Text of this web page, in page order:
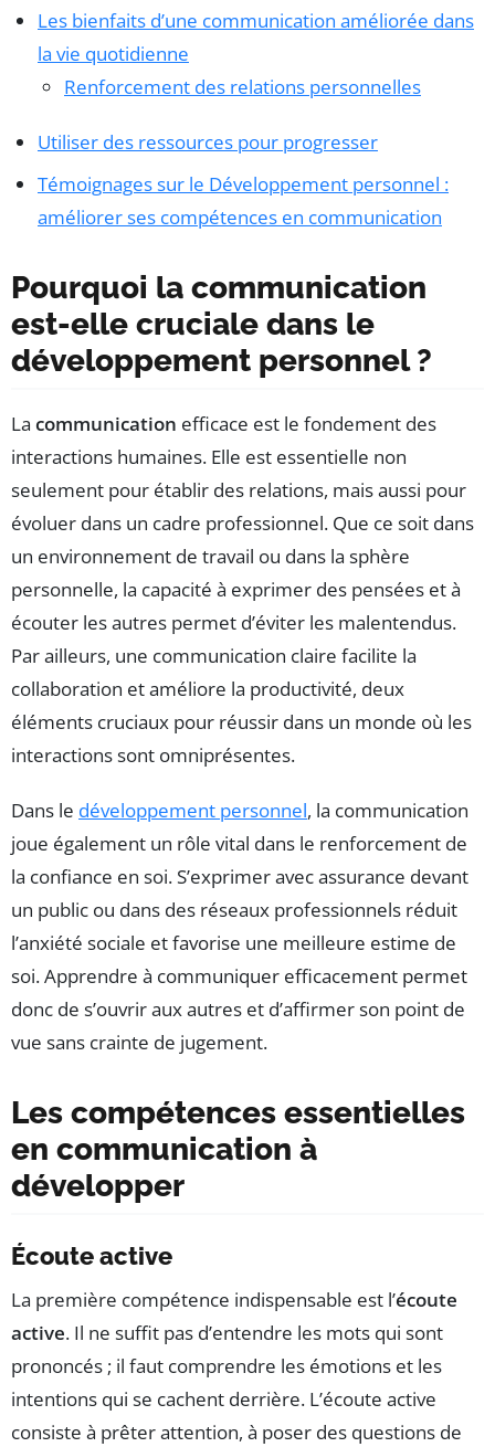
Les bienfaits d’une communication améliorée dans
la vie quotidienne
Renforcement des relations personnelles
Utiliser des ressources pour progresser
Témoignages sur le Développement personnel :
améliorer ses compétences en communication
Pourquoi la communication
est-elle cruciale dans le
développement personnel ?
La communication efficace est le fondement des
interactions humaines. Elle est essentielle non
seulement pour établir des relations, mais aussi pour
évoluer dans un cadre professionnel. Que ce soit dans
un environnement de travail ou dans la sphère
personnelle, la capacité à exprimer des pensées et à
écouter les autres permet d’éviter les malentendus.
Par ailleurs, une communication claire facilite la
collaboration et améliore la productivité, deux
éléments cruciaux pour réussir dans un monde où les
interactions sont omniprésentes.
Dans le développement personnel, la communication
joue également un rôle vital dans le renforcement de
la confiance en soi. S’exprimer avec assurance devant
un public ou dans des réseaux professionnels réduit
l’anxiété sociale et favorise une meilleure estime de
soi. Apprendre à communiquer efficacement permet
donc de s’ouvrir aux autres et d’affirmer son point de
vue sans crainte de jugement.
Les compétences essentielles
en communication à
développer
Écoute active
La première compétence indispensable est l’écoute
active. Il ne suffit pas d’entendre les mots qui sont
prononcés ; il faut comprendre les émotions et les
intentions qui se cachent derrière. L’écoute active
consiste à prêter attention, à poser des questions de